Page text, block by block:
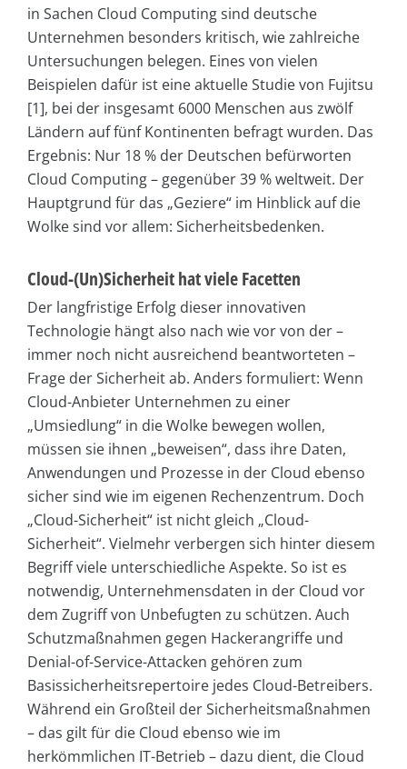
in Sachen Cloud Computing sind deutsche
Unternehmen besonders kritisch, wie zahlreiche
Untersuchungen belegen. Eines von vielen
Beispielen dafür ist eine aktuelle Studie von Fujitsu
[1], bei der insgesamt 6000 Menschen aus zwölf
Ländern auf fünf Kontinenten befragt wurden. Das
Ergebnis: Nur 18 % der Deutschen befürworten
Cloud Computing – gegenüber 39 % weltweit. Der
Hauptgrund für das „Geziere“ im Hinblick auf die
Wolke sind vor allem: Sicherheitsbedenken.
Cloud-(Un)Sicherheit hat viele Facetten
Der langfristige Erfolg dieser innovativen
Technologie hängt also nach wie vor von der –
immer noch nicht ausreichend beantworteten –
Frage der Sicherheit ab. Anders formuliert: Wenn
Cloud-Anbieter Unternehmen zu einer
„Umsiedlung“ in die Wolke bewegen wollen,
müssen sie ihnen „beweisen“, dass ihre Daten,
Anwendungen und Prozesse in der Cloud ebenso
sicher sind wie im eigenen Rechenzentrum. Doch
„Cloud-Sicherheit“ ist nicht gleich „Cloud-
Sicherheit“. Vielmehr verbergen sich hinter diesem
Begriff viele unterschiedliche Aspekte. So ist es
notwendig, Unternehmensdaten in der Cloud vor
dem Zugriff von Unbefugten zu schützen. Auch
Schutzmaßnahmen gegen Hackerangriffe und
Denial-of-Service-Attacken gehören zum
Basissicherheitsrepertoire jedes Cloud-Betreibers.
Während ein Großteil der Sicherheitsmaßnahmen
– das gilt für die Cloud ebenso wie im
herkömmlichen IT-Betrieb – dazu dient, die Cloud